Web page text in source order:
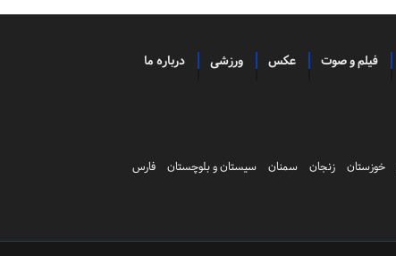
فیلم و صوت عکس ورزشی درباره ما
خوزستان زنجان سمنان سیستان و بلوچستان
فارس